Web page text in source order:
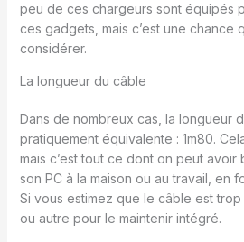
peu de ces chargeurs sont équipés
ces gadgets, mais c’est une chance
considérer.
La longueur du câble
Dans de nombreux cas, la longueur
pratiquement équivalente : 1m80.
mais c’est tout ce dont on peut
son PC à la maison ou au travail, en
Si vous estimez que le câble est
ou autre pour le maintenir intégré.